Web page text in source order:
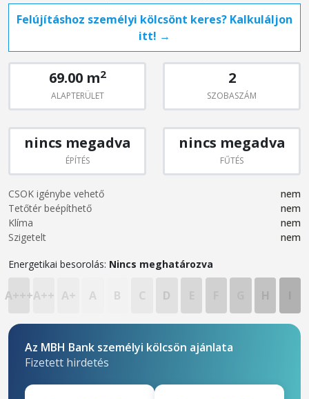
Felújításhoz személyi kölcsönt keres? Kalkuláljon
itt! →
69.00 m2
ALAPTERÜLET
2
SZOBASZÁM
nincs megadva
ÉPÍTÉS
nincs megadva
FŰTÉS
CSOK igénybe vehető
nem
Tetőtér beépíthető
nem
Klíma
nem
Szigetelt
nem
Energetikai besorolás: Nincs meghatározva
A+++A++ A+ A B C D
Az MBH Bank személyi kölcsön ajánlata
Fizetett hirdetés